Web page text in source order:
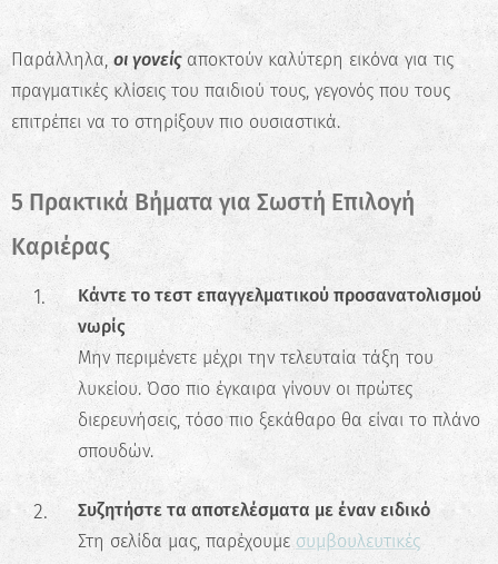
Παράλληλα, οι γονείς αποκτούν καλύτερη εικόνα για τις
πραγματικές κλίσεις του παιδιού τους, γεγονός που τους
επιτρέπει να το στηρίξουν πιο ουσιαστικά.
5 Πρακτικά Βήματα για Σωστή Επιλογή
Καριέρας
Κάντε το τεστ επαγγελματικού προσανατολισμού
νωρίς
Μην περιμένετε μέχρι την τελευταία τάξη του
λυκείου. Όσο πιο έγκαιρα γίνουν οι πρώτες
διερευνήσεις, τόσο πιο ξεκάθαρο θα είναι το πλάνο
σπουδών.
Συζητήστε τα αποτελέσματα με έναν ειδικό
Στη σελίδα μας, παρέχουμε συμβουλευτικές